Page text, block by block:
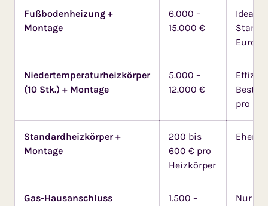
Fußbodenheizung +
Montage
6.000 –
15.000 €
Ideal
Euro
Niedertemperaturheizkörper
(10 Stk.) + Montage
5.000 –
12.000 €
pro
Standardheizkörper +
Montage
200 bis
600 € pro
Heizkörper
Eher
Gas-Hausanschluss
1.500 –
Nur